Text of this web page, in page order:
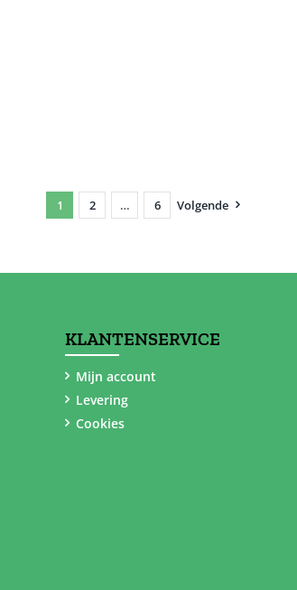
1 2 … 6 Volgende
KLANTENSERVICE
Mijn account
Levering
Cookies